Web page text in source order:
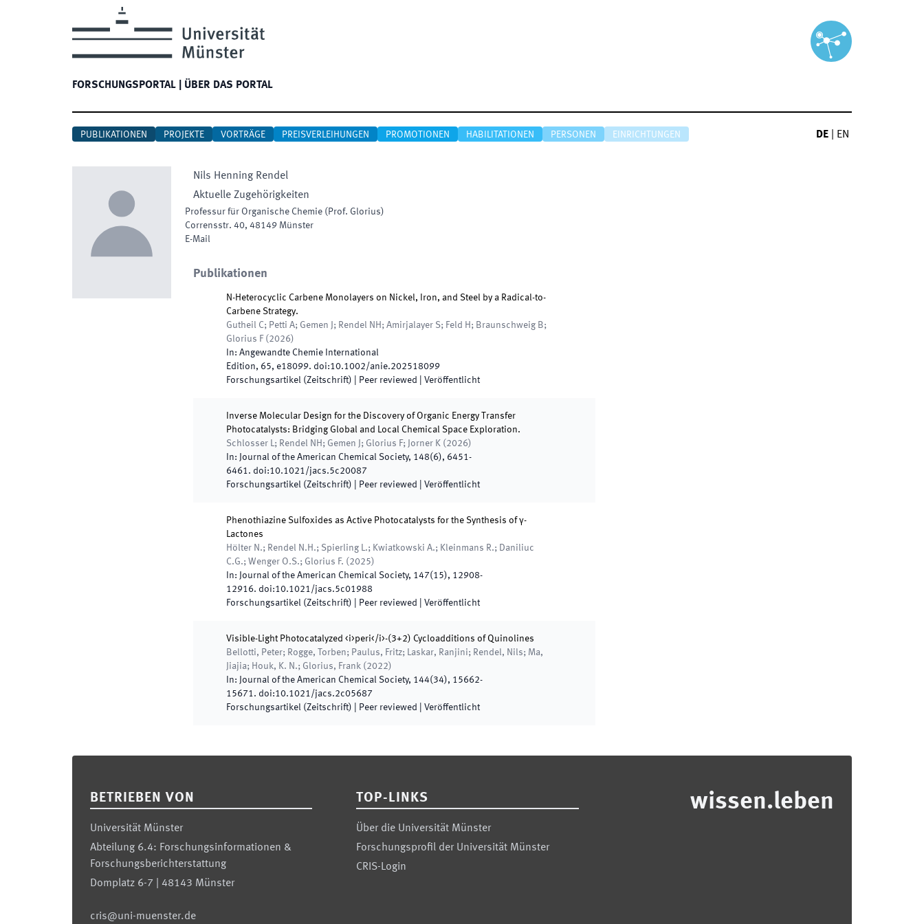
FORSCHUNGSPORTAL ÜBER DAS PORTAL
PUBLIKATIONEN PROJEKTE VORTRÄGE PREISVERLEIHUNGEN PROMOTIONEN HABILITATIONEN PERSONEN EINRICHTUNGEN DE EN
Nils Henning Rendel
Aktuelle Zugehörigkeiten
Professur für Organische Chemie (Prof. Glorius)
Corrensstr. 40, 48149 Münster
E-Mail
Publikationen
N-Heterocyclic Carbene Monolayers on Nickel, Iron, and Steel by a Radical-to-
Carbene Strategy.
Gutheil C; Petti A; Gemen J; Rendel NH; Amirjalayer S; Feld H; Braunschweig B;
Glorius F ( 2026)
In: Angewandte Chemie International
Edition, 65, e18099. doi:10.1002/anie.202518099
Forschungsartikel (Zeitschrift) | Peer reviewed Veröffentlicht
Inverse Molecular Design for the Discovery of Organic Energy Transfer
Photocatalysts: Bridging Global and Local Chemical Space Exploration.
Schlosser L; Rendel NH; Gemen J; Glorius F; Jorner K ( 2026)
In: Journal of the American Chemical Society, 148(6), 6451-
6461. doi:10.1021/jacs.5c20087
Forschungsartikel (Zeitschrift) | Peer reviewed Veröffentlicht
Phenothiazine Sulfoxides as Active Photocatalysts for the Synthesis of γ-
Lactones
Hölter N.; Rendel N.H.; Spierling L.; Kwiatkowski A.; Kleinmans R.; Daniliuc
C.G.; Wenger O.S.; Glorius F. ( 2025)
In: Journal of the American Chemical Society, 147(15), 12908-
12916. doi:10.1021/jacs.5c01988
Forschungsartikel (Zeitschrift) | Peer reviewed Veröffentlicht
Visible-Light Photocatalyzed <i>peri</i>-(3+2) Cycloadditions of Quinolines
Bellotti, Peter; Rogge, Torben; Paulus, Fritz; Laskar, Ranjini; Rendel, Nils; Ma,
Jiajia; Houk, K. N.; Glorius, Frank ( 2022)
In: Journal of the American Chemical Society, 144(34), 15662-
15671. doi:10.1021/jacs.2c05687
Forschungsartikel (Zeitschrift) | Peer reviewed Veröffentlicht
BETRIEBEN VON
Universität Münster
Abteilung 6.4: Forschungsinformationen &
Forschungsberichterstattung
Domplatz 6-7 | 48143 Münster
cris@uni-muenster.de
TOP-LINKS
Über die Universität Münster
Forschungsprofil der Universität Münster
CRIS-Login
wissen.leben